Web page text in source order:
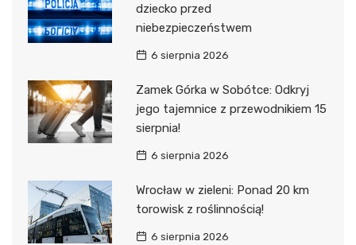
dziecko przed
niebezpieczeństwem
6 sierpnia 2026
Zamek Górka w Sobótce: Odkryj
jego tajemnice z przewodnikiem 15
sierpnia!
6 sierpnia 2026
Wrocław w zieleni: Ponad 20 km
torowisk z roślinnością!
6 sierpnia 2026